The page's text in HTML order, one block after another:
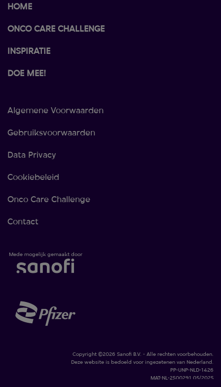
HOME
ONCO CARE CHALLENGE
INSPIRATIE
DOE MEE!
Algemene Voorwaarden
Gebruiksvoorwaarden
Data Privacy
Cookiebeleid
Onco Care Challenge
Contact
Mede mogelijk gemaakt door
Copyright ©2026 Sanofi B.V. - Alle rechten voorbehouden.
Deze website is bedoeld voor ingezetenen van Nederland.
PP-UNP-NLD-1426
MAT-NL-2500291 05/2025